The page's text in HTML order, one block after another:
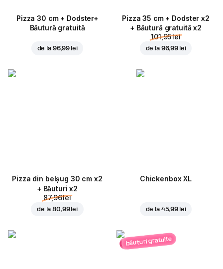
Pizza 30 cm + Dodster+
Băutură gratuită
de la 96,99 lei
Pizza 35 cm + Dodster x2
+ Băutură gratuită x2
101,95 lei
de la 96,99 lei
Pizza din belșug 30 cm x2
+ Băuturi x2
87,96 lei
de la80,99 lei
Chickenbox XL
de la 45,99 lei
băuturi gratuite